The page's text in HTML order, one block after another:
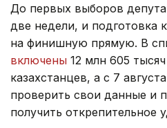
До первых выборов
две недели, и подготовка
на финишную прямую. В
включены 12 млн 605
казахстанцев, а с 7
проверить свои данные и
получить открепительное